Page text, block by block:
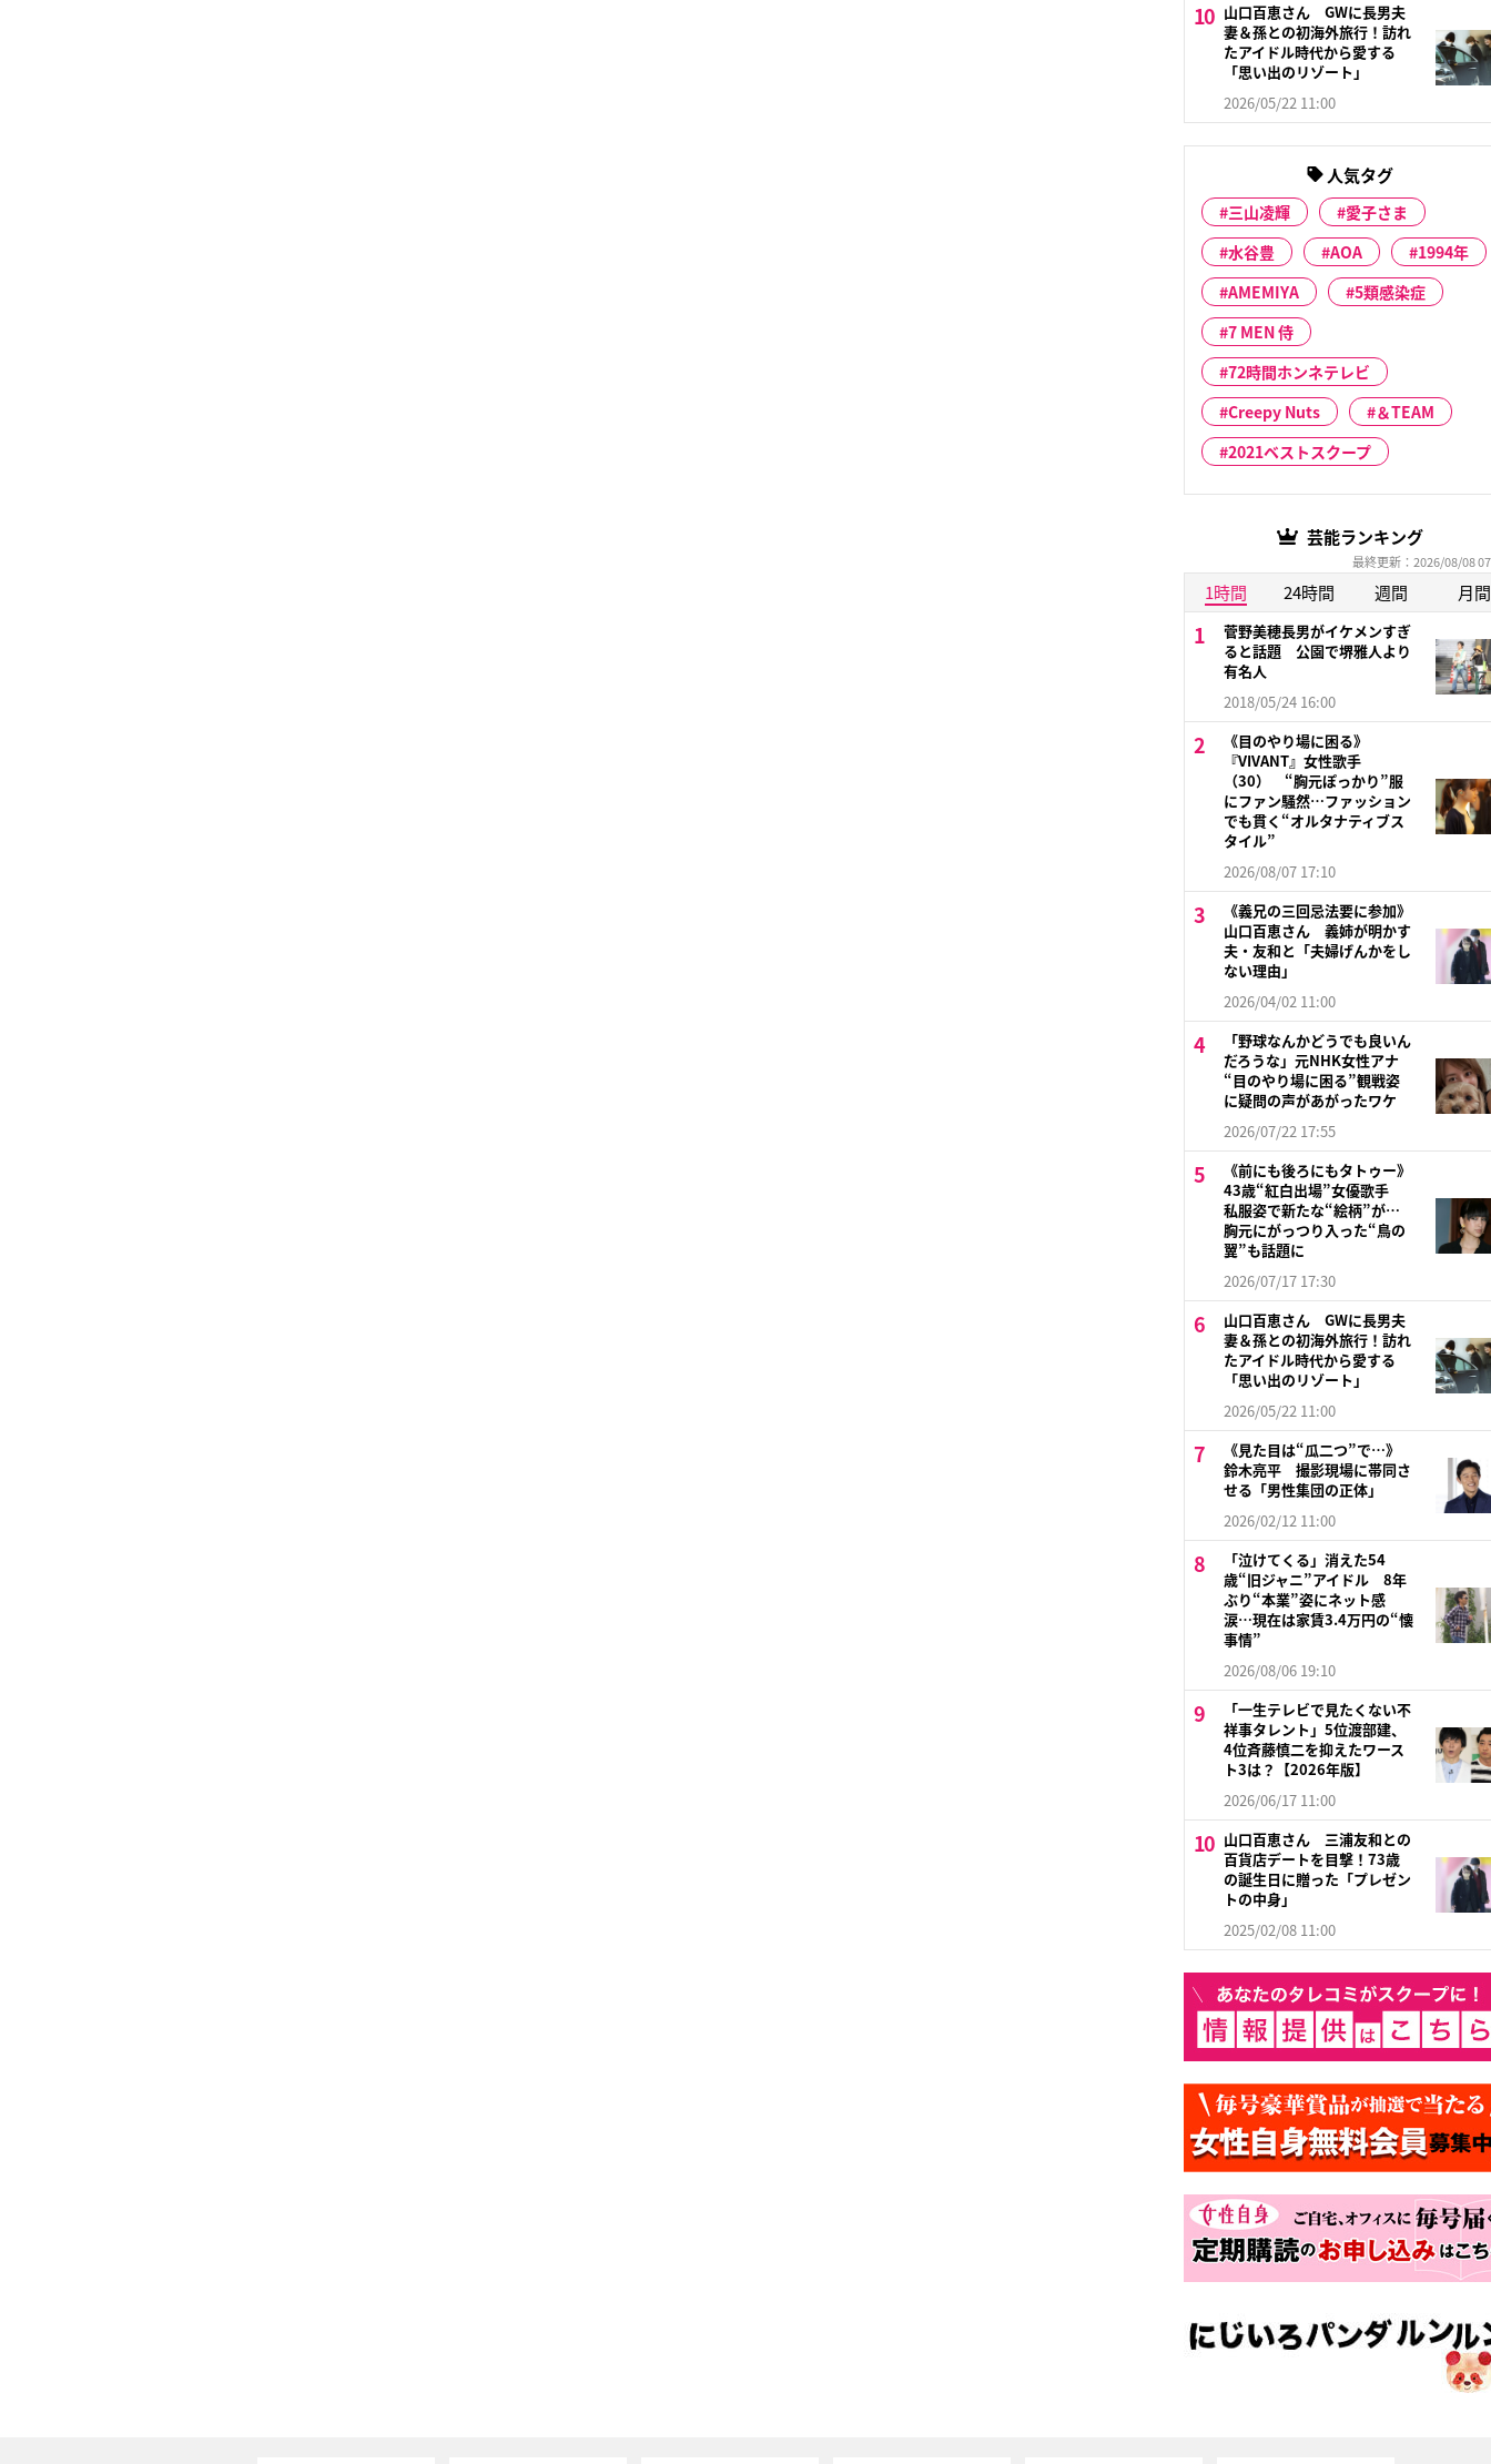
山口百恵さん GWに長男夫
妻＆孫との初海外旅行！訪れ
たアイドル時代から愛する
「思い出のリゾート」
2026/05/22 11:00
人気タグ
三山凌輝
愛子さま
水谷豊
AOA
1994年
AMEMIYA
5類感染症
7 MEN 侍
72時間ホンネテレビ
Creepy Nuts
＆TEAM
2021ベストスクープ
芸能ランキング
最終更新：2026/08/08
1時間 24時間 週間 月間
菅野美穂長男がイケメンすぎ
ると話題 公園で堺雅人より
有名人
2018/05/24 16:00
《目のやり場に困る》
『VIVANT』女性歌手
（30） “胸元ぽっかり”服
にファン騒然…ファッション
でも貫く“オルタナティブス
タイル”
2026/08/07 17:10
《義兄の三回忌法要に参加》
山口百恵さん 義姉が明かす
夫・友和と「夫婦げんかをし
ない理由」
2026/04/02 11:00
「野球なんかどうでも良いん
だろうな」元NHK女性アナ
“目のやり場に困る”観戦姿
に疑問の声があがったワケ
2026/07/22 17:55
《前にも後ろにもタトゥー》
43歳“紅白出場”女優歌手
私服姿で新たな“絵柄”が…
胸元にがっつり入った“鳥の
翼”も話題に
2026/07/17 17:30
山口百恵さん GWに長男夫
妻＆孫との初海外旅行！訪れ
たアイドル時代から愛する
「思い出のリゾート」
2026/05/22 11:00
《見た目は“瓜二つ”で…》
鈴木亮平 撮影現場に帯同さ
せる「男性集団の正体」
2026/02/12 11:00
「泣けてくる」消えた54
歳“旧ジャニ”アイドル 8年
ぶり“本業”姿にネット感
涙…現在は家賃3.4万円の“懐
事情”
2026/08/06 19:10
「一生テレビで見たくない不
祥事タレント」5位渡部建、
4位斉藤慎二を抑えたワース
ト3は？【2026年版】
2026/06/17 11:00
山口百恵さん 三浦友和との
百貨店デートを目撃！73歳
の誕生日に贈った「プレゼン
トの中身」
2025/02/08 11:00